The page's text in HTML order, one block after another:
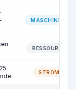
MASCHINIST
RESSOURCE
STROM